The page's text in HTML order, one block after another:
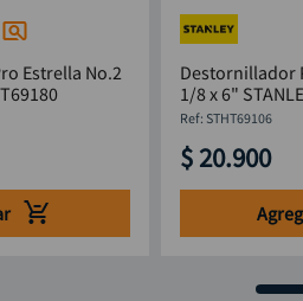
Estrella No.2
Destornillador
1/8 x 6"
: STHT69106
$ 20.900